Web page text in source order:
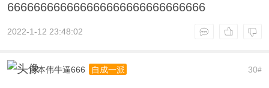
666666666666666666666666666666
2022-1-12 23:48:02
30#
卢本伟牛逼666 自成一派